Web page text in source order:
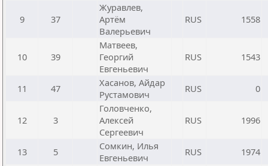
9 37
Журавлев,
Артём
Валерьевич
RUS 1558
10 39
Матвеев,
Георгий
Евгеньевич
RUS 1543
11 47
Хасанов, Айдар
Рустамович
RUS 0
12 3
Головченко,
Алексей
Сергеевич
RUS 1996
13 5
Сомкин, Илья
Евгеньевич
RUS 1974